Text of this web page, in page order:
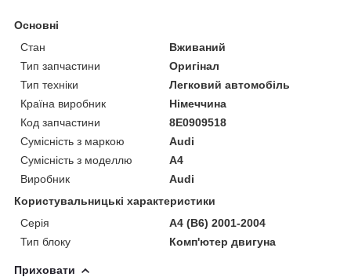
Основні
Стан
Вживаний
Тип запчастини
Оригінал
Тип техніки
Легковий автомобіль
Країна виробник
Німеччина
Код запчастини
8E0909518
Сумісність з маркою
Audi
Сумісність з моделлю
A4
Виробник
Audi
Користувальницькі характеристики
Серія
A4 (B6) 2001-2004
Тип блоку
Комп'ютер двигуна
Приховати